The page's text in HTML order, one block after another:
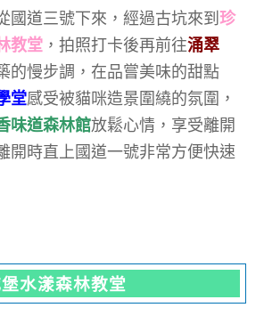
國道三號下來，經過古坑來到 珍
教堂 ，拍照打卡後再前往涌翠
的慢步調，在品嘗美味的甜點
堂感受被貓咪造景圍繞的氛圍，
味道森林館放鬆心情，享受離開
開時直上國道一號非常方便快速
水漾森林教堂